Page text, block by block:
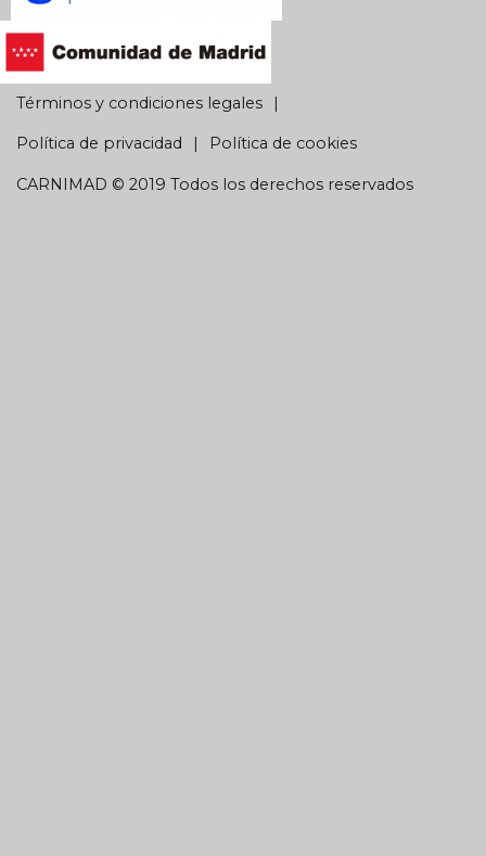
Términos y condiciones legales
Política de privacidad Política de cookies
CARNIMAD © 2019 Todos los derechos reservados